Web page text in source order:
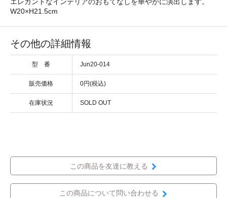
W20×H21.5cm
その他の詳細情報
型 番 Jun20-014
販売価格 0円(税込)
在庫状況 SOLD OUT
この商品を友達に教える
この商品について問い合わせる